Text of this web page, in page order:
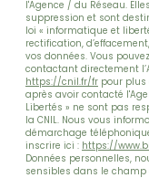
l'Agence / du Réseau.
suppression et sont
loi « informatique et
rectification,
vos données. Vous
contactant directement
https://cnil.fr/fr pour plus
après avoir contacté
Libertés » ne sont pas
la CNIL. Nous vous
démarchage
inscrire ici : https://
Données personnelles,
sensibles dans le champ